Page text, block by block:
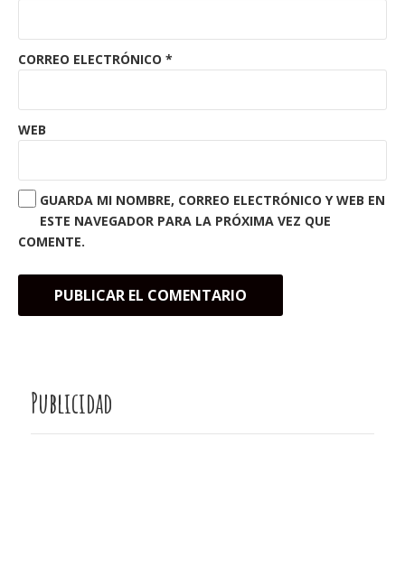
CORREO ELECTRÓNICO *
WEB
GUARDA MI NOMBRE, CORREO ELECTRÓNICO Y WEB EN
ESTE NAVEGADOR PARA LA PRÓXIMA VEZ QUE
COMENTE.
Publicidad